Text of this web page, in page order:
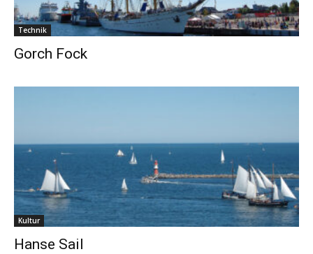
Technik
Gorch Fock
Kultur
Hanse Sail